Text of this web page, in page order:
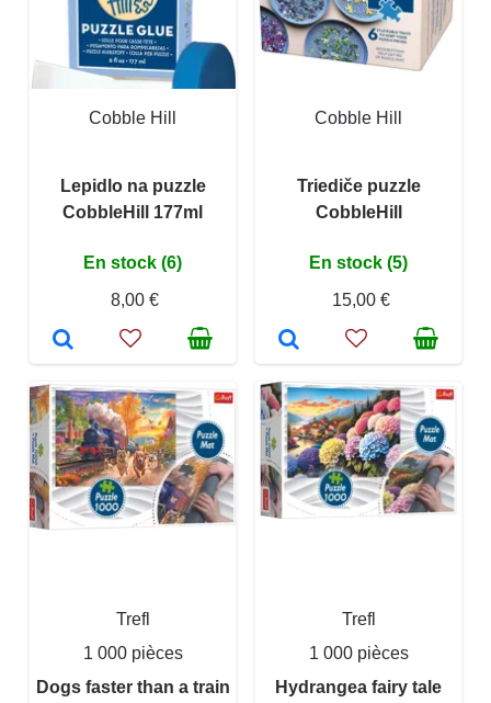
Cobble Hill
Lepidlo na puzzle
CobbleHill 177ml
En stock (6)
8,00 €
Cobble Hill
Triediče puzzle
CobbleHill
En stock (5)
15,00 €
Trefl
1 000 pièces
Dogs faster than a train
Trefl
1 000 pièces
Hydrangea fairy tale